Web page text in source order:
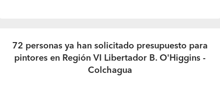
72 personas ya han solicitado presupuesto para
pintores en Región VI Libertador B. O'Higgins -
Colchagua